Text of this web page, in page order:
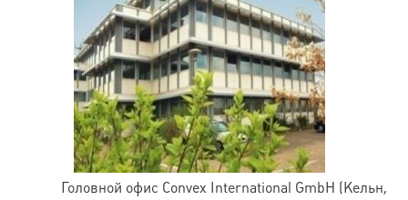
Головной офис Convex International GmbH (Кельн,